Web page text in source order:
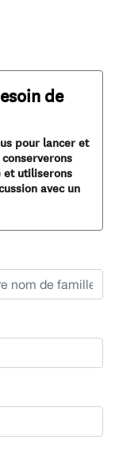
de
pour lancer et
et utiliserons
avec un